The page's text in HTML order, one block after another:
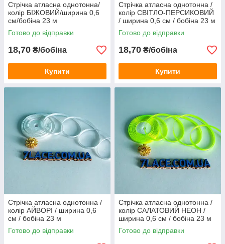
Стрічка атласна однотонна/
колір БІЖОВИЙ/ширина 0,6
см/бобіна 23 м
Готово до відправки
18,70 ₴/бобіна
Купити
Стрічка атласна однотонна /
колір СВІТЛО-ПЕРСИКОВИЙ
/ ширина 0,6 см / бобіна 23 м
Готово до відправки
18,70 ₴/бобіна
Купити
Стрічка атласна однотонна /
колір АЙВОРІ / ширина 0,6
см / бобіна 23 м
Готово до відправки
Стрічка атласна однотонна /
колір САЛАТОВИЙ НЕОН /
ширина 0,6 см / бобіна 23 м
Готово до відправки